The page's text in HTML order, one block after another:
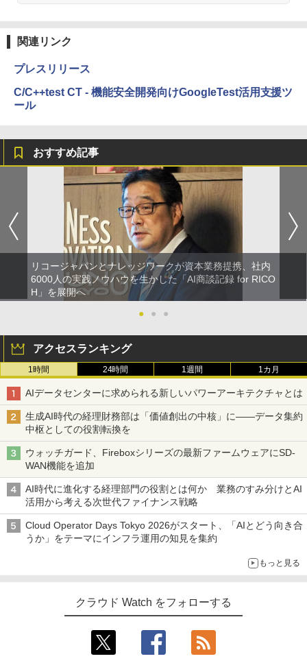
関連リンク
プレスリリース
C/C++test CT - 機能安全開発向けGoogleTest活用支援ツ
ール
おすすめ記事
リコージャパンとナレッジワークが資本業務提携、社内
6000人の実践ノウハウを生かした「AI商談記録 for RICO
H」を展開へ
●
● ●
アクセスランキング
1時間 24時間 1週間 1カ月
AIデータセンターに求められる新しいパワーアーキテクチャとは
生成AI時代の経理財務部は「価値創出の中核」に――データ集約
中枢としての役割転換を
ウォッチガード、Fireboxシリーズの最新ファームウェアにSD-
WAN機能を追加
AI時代に進化する経理部門の役割とは何か 業務のすみ分けとAI
活用から考える次世代ファイナンス戦略
Cloud Operator Days Tokyo 2026がスタート、「AIとどう向き合
うか」をテーマにインフラ運用の知見を集約
もっと見る
クラウド Watch をフォローする